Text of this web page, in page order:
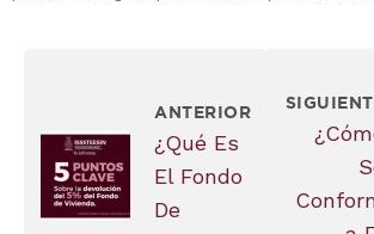
ANTERIOR
¿Qué Es
El Fondo
De